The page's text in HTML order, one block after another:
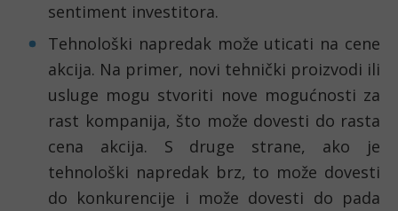
sentiment investitora.
Tehnološki napredak može uticati na cene
akcija. Na primer, novi tehnički proizvodi ili
usluge mogu stvoriti nove mogućnosti za
rast kompanija, što može dovesti do rasta
cena akcija. S druge strane, ako je
tehnološki napredak brz, to može dovesti
do konkurencije i može dovesti do pada